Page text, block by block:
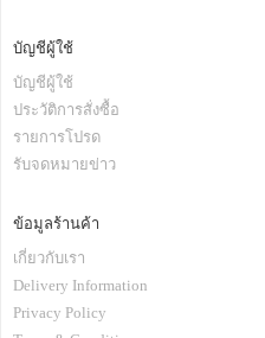
บัญชีผู้ใช้
บัญชีผู้ใช้
ประวัติการสั่งซื้อ
รายการโปรด
รับจดหมายข่าว
ข้อมูลร้านค้า
เกี่ยวกับเรา
Delivery Information
Privacy Policy